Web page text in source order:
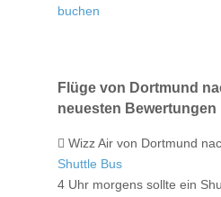
buchen
Flüge von Dortmund
neuesten Bewertungen
Wizz Air von Dortmund
Shuttle Bus
4 Uhr morgens sollte ein